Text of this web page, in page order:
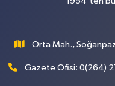
Orta Mah.,
Gazete Ofisi: 0(264)